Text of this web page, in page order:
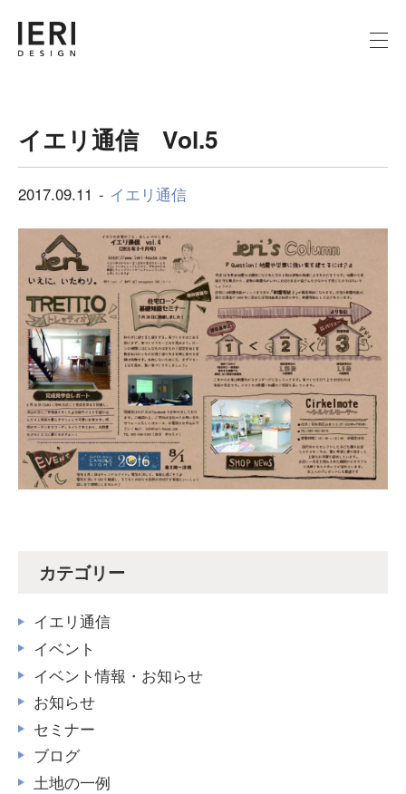
イエリ通信 Vol.5
2017.09.11 イエリ通信
カテゴリー
イエリ通信
イベント
イベント情報・お知らせ
お知らせ
セミナー
ブログ
土地の一例